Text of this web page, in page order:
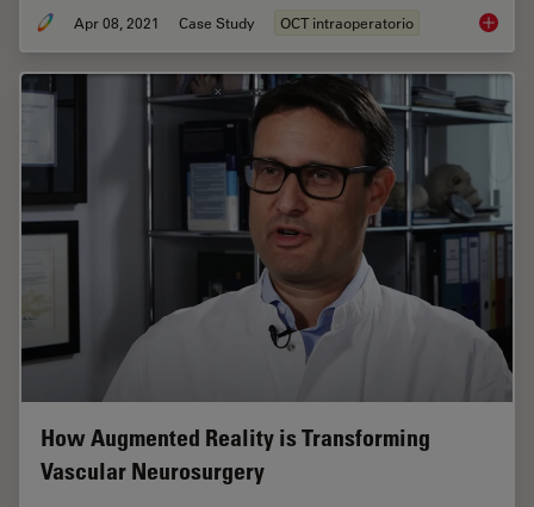
Apr 08, 2021 Case Study OCT intraoperatorio
How Augmented Reality is Transforming
Vascular Neurosurgery